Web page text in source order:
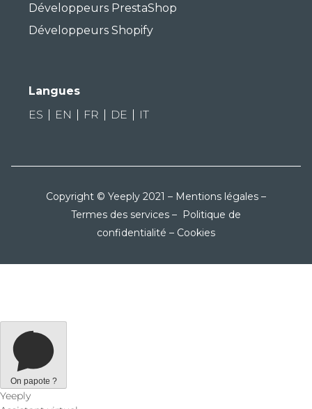
Développeurs PrestaShop
Développeurs Shopify
Langues
ES
EN FR DE IT
Copyright © Yeeply 2021 – Mentions légales –
Termes des services – Politique de
confidentialité – Cookies
On papote ?
Yeeply